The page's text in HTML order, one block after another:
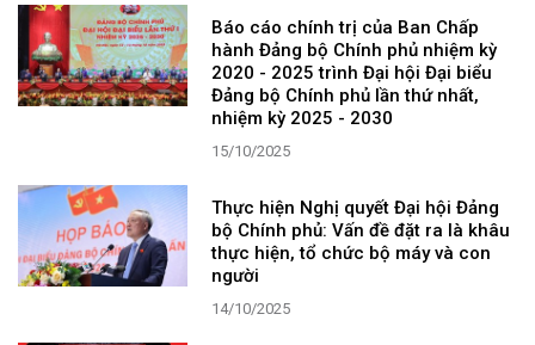
Báo cáo chính trị của Ban Chấp
hành Đảng bộ Chính phủ nhiệm kỳ
2020 - 2025 trình Đại hội Đại biểu
Đảng bộ Chính phủ lần thứ nhất,
nhiệm kỳ 2025 - 2030
15/10/2025
Thực hiện Nghị quyết Đại hội Đảng
bộ Chính phủ: Vấn đề đặt ra là khâu
thực hiện, tổ chức bộ máy và con
người
14/10/2025